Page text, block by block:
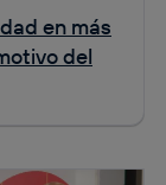
en más
del